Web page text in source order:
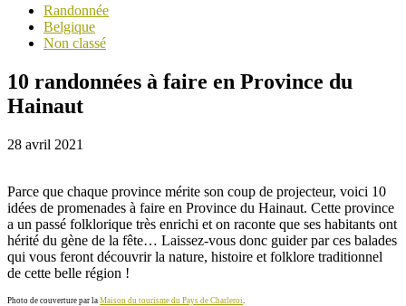
Randonnée
Belgique
Non classé
10 randonnées à faire en Province du
Hainaut
28 avril 2021
Parce que chaque province mérite son coup de projecteur, voici 10
idées de promenades à faire en Province du Hainaut. Cette province
a un passé folklorique très enrichi et on raconte que ses habitants ont
hérité du gène de la fête… Laissez-vous donc guider par ces balades
qui vous feront découvrir la nature, histoire et folklore traditionnel
de cette belle région !
Photo de couverture par la Maison du tourisme du Pays de Charleroi